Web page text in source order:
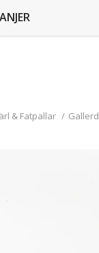
& Fatpallar /